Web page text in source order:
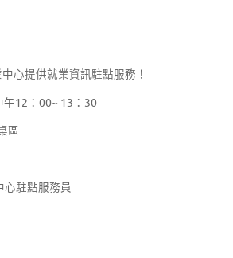
心提供就業資訊駐點服務！
12：00~ 13：30
區
心駐點服務員